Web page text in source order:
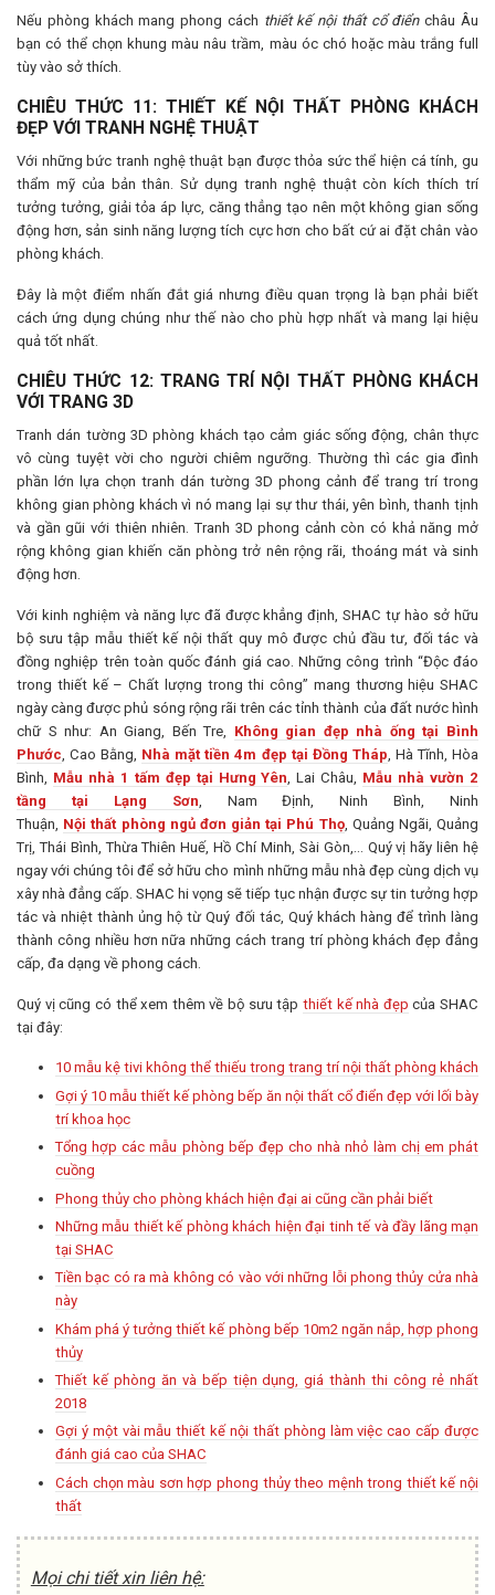
Nếu phòng khách mang phong cách thiết kế nội thất cổ điểnchâu Âu
bạn có thể chọn khung màu nâu trầm, màu óc chó hoặc màu trắng full
tùy vào sở thích.
CHIÊU THỨC 11: THIẾT KẾ NỘI THẤT PHÒNG KHÁCH
ĐẸP VỚI TRANH NGHỆ THUẬT
Với những bức tranh nghệ thuật bạn được thỏa sức thể hiện cá tính, gu
thẩm mỹ của bản thân. Sử dụng tranh nghệ thuật còn kích thích trí
tưởng tưởng, giải tỏa áp lực, căng thẳng tạo nên một không gian sống
động hơn, sản sinh năng lượng tích cực hơn cho bất cứ ai đặt chân vào
phòng khách.
Đây là một điểm nhấn đắt giá nhưng điều quan trọng là bạn phải biết
cách ứng dụng chúng như thế nào cho phù hợp nhất và mang lại hiệu
quả tốt nhất.
CHIÊU THỨC 12: TRANG TRÍ NỘI THẤT PHÒNG KHÁCH
VỚI TRANG 3D
Tranh dán tường 3D phòng khách tạo cảm giác sống động, chân thực
vô cùng tuyệt vời cho người chiêm ngưỡng. Thường thì các gia đình
phần lớn lựa chọn tranh dán tường 3D phong cảnh để trang trí trong
không gian phòng khách vì nó mang lại sự thư thái, yên bình, thanh tịnh
và gần gũi với thiên nhiên. Tranh 3D phong cảnh còn có khả năng mở
rộng không gian khiến căn phòng trở nên rộng rãi, thoáng mát và sinh
động hơn.
Với kinh nghiệm và năng lực đã được khẳng định, SHAC tự hào sở hữu
bộ sưu tập mẫu thiết kế nội thất quy mô được chủ đầu tư, đối tác và
đồng nghiệp trên toàn quốc đánh giá cao. Những công trình “Độc đáo
trong thiết kế – Chất lượng trong thi công” mang thương hiệu SHAC
ngày càng được phủ sóng rộng rãi trên các tỉnh thành của đất nước hình
chữ S như: An Giang, Bến Tre, Không gian đẹp nhà ống tại Bình
Phước , Cao Bằng, Nhà mặt tiền 4m đẹp tại Đồng Tháp , Hà Tĩnh, Hòa
Bình, Mẫu nhà 1 tấm đẹp tại Hưng Yên , Lai Châu, Mẫu nhà vườn 2
tầng tại Lạng Sơn , Nam Định, Ninh Bình, Ninh
Thuận, Nội thất phòng ngủ đơn giản tại Phú Thọ, Quảng Ngãi, Quảng
Trị, Thái Bình, Thừa Thiên Huế, Hồ Chí Minh, Sài Gòn,… Quý vị hãy liên hệ
ngay với chúng tôi để sở hữu cho mình những mẫu nhà đẹp cùng dịch vụ
xây nhà đẳng cấp. SHAC hi vọng sẽ tiếp tục nhận được sự tin tưởng hợp
tác và nhiệt thành ủng hộ từ Quý đối tác, Quý khách hàng để trình làng
thành công nhiều hơn nữa những cách trang trí phòng khách đẹp đẳng
cấp, đa dạng về phong cách.
Quý vị cũng có thể xem thêm về bộ sưu tập thiết kế nhà đẹp của SHAC
tại đây:
10 mẫu kệ tivi không thể thiếu trong trang trí nội thất phòng khách
Gợi ý 10 mẫu thiết kế phòng bếp ăn nội thất cổ điển đẹp với lối bày
trí khoa học
Tổng hợp các mẫu phòng bếp đẹp cho nhà nhỏ làm chị em phát
cuồng
Phong thủy cho phòng khách hiện đại ai cũng cần phải biết
Những mẫu thiết kế phòng khách hiện đại tinh tế và đầy lãng mạn
tại SHAC
Tiền bạc có ra mà không có vào với những lỗi phong thủy cửa nhà
này
Khám phá ý tưởng thiết kế phòng bếp 10m2 ngăn nắp, hợp phong
thủy
Thiết kế phòng ăn và bếp tiện dụng, giá thành thi công rẻ nhất
2018
Gợi ý một vài mẫu thiết kế nội thất phòng làm việc cao cấp được
đánh giá cao của SHAC
Cách chọn màu sơn hợp phong thủy theo mệnh trong thiết kế nội
thất
Mọi chi tiết xin liên hệ: